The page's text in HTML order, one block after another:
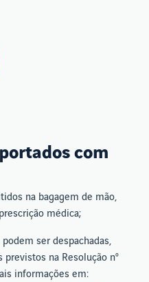
com
na bagagem de mão,
médica;
ser despachadas,
na Resolução nº
informações em: